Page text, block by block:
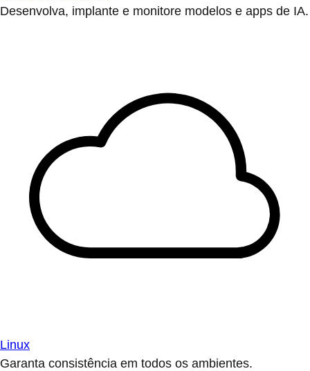
Desenvolva, implante e monitore modelos e apps de IA.
Linux
Garanta consistência em todos os ambientes.